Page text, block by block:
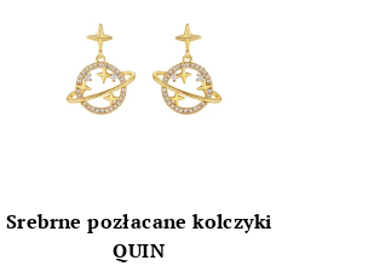
Srebrne pozłacane kolczyki
QUIN